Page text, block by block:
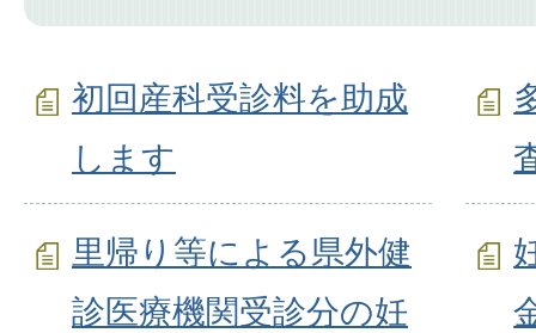
初回産科受診料を助成
します
里帰り等による県外健
診医療機関受診分の妊